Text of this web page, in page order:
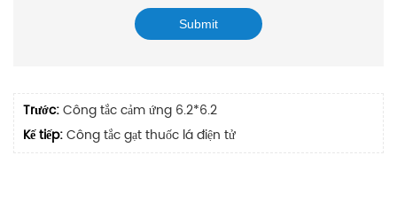
Trước:Công tắc cảm ứng 6.2*6.2
Kế tiếp:Công tắc gạt thuốc lá điện tử